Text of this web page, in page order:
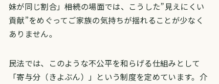
妹が同じ割合」――相続の場面では、こうした”見えにくい
貢献”をめぐってご家族の気持ちが揺れることが少なく
ありません。
民法では、このような不公平を和らげる仕組みとして
「寄与分（きよぶん）」という制度を定めています。介